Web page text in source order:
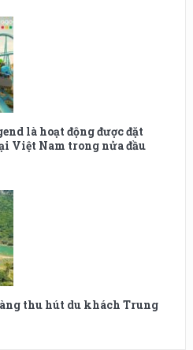
là hoạt động được đặt
Việt Nam trong nửa đầu
thu hút du khách Trung